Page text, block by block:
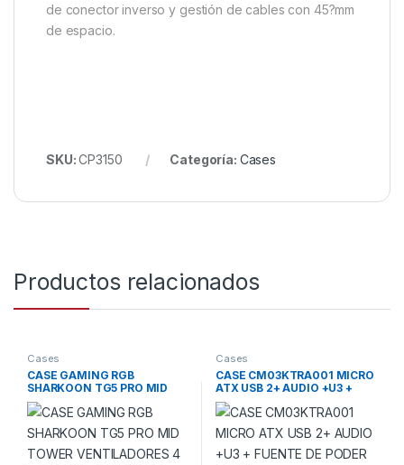
de conector inverso y gestión de cables con 45?mm
de espacio.
SKU:CP3150 Categoría: Cases
Productos relacionados
Cases
CASE GAMING RGB
SHARKOON TG5 PRO MID
TOWER VENTILADORES 4 DE
120MM CON VIDRIO
LATERAL Y FRONTAL
4044951029105 NEGRO
Cases
CASE CM03KTRA001 MICRO
ATX USB 2+ AUDIO +U3 +
FUENTE DE PODER 600W